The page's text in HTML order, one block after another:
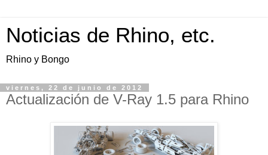
Noticias de Rhino, etc.
Rhino y Bongo
viernes, 22 de junio de 2012
Actualización de V-Ray 1.5 para Rhino